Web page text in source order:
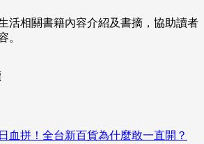
活相關書籍內容介紹及書摘，協助讀者
。
血拼！全台新百貨為什麼敢一直開？